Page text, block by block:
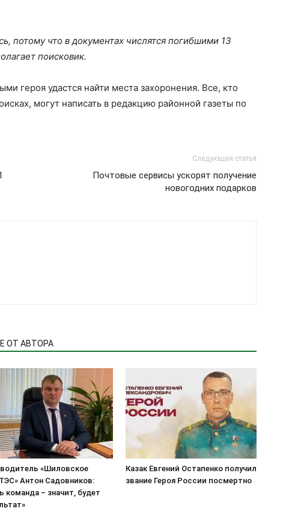
потому что в документах числятся погибшими 13
поисковик.
героя удастся найти места захоронения. Все, кто
могут написать в редакцию районной газеты по
Следующая статья
Почтовые сервисы ускорят получение
новогодних подарков
ОТ АВТОРА
«Шиловское
Антон Садовников:
команда – значит, будет
Казак Евгений Остапенко получил
звание Героя России посмертно